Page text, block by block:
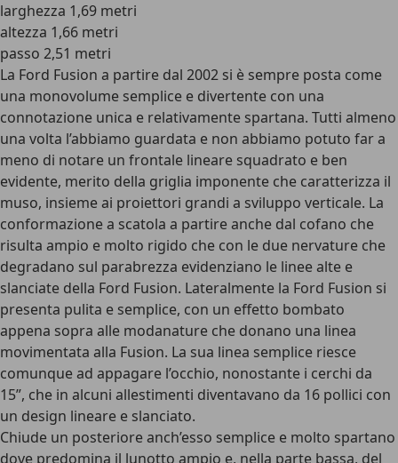
larghezza 1,69 metri
altezza 1,66 metri
passo 2,51 metri
La Ford Fusion a partire dal 2002 si è sempre posta come
una monovolume semplice e divertente con una
connotazione unica e relativamente spartana. Tutti almeno
una volta l’abbiamo guardata e non abbiamo potuto far a
meno di notare un frontale lineare squadrato e ben
evidente, merito della griglia imponente che caratterizza il
muso, insieme ai proiettori grandi a sviluppo verticale. La
conformazione a scatola a partire anche dal cofano che
risulta ampio e molto rigido che con le due nervature che
degradano sul parabrezza evidenziano le linee alte e
slanciate della Ford Fusion. Lateralmente la Ford Fusion si
presenta pulita e semplice, con un effetto bombato
appena sopra alle modanature che donano una linea
movimentata alla Fusion. La sua linea semplice riesce
comunque ad appagare l’occhio, nonostante i cerchi da
15”, che in alcuni allestimenti diventavano da 16 pollici con
un design lineare e slanciato.
Chiude un posteriore anch’esso semplice e molto spartano
dove predomina il lunotto ampio e, nella parte bassa, del